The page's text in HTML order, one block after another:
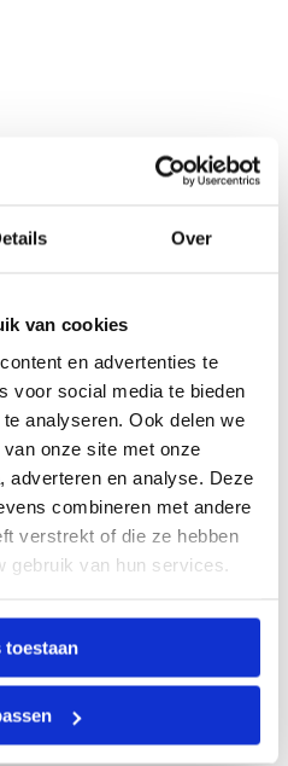
Over
van cookies
en advertenties te
voor social media te bieden
analyseren. Ook delen we
onze site met onze
adverteren en analyse. Deze
combineren met andere
verstrekt of die ze hebben
gebruik van hun services.
toestaan